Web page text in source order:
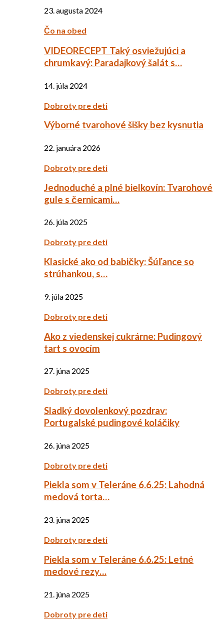
23. augusta 2024
Čo na obed
VIDEORECEPT Taký osviežujúci a
chrumkavý: Paradajkový šalát s…
14. júla 2024
Dobroty pre deti
Výborné tvarohové šišky bez kysnutia
22. januára 2026
Dobroty pre deti
Jednoduché a plné bielkovín: Tvarohové
gule s černicami…
26. júla 2025
Dobroty pre deti
Klasické ako od babičky: Šúľance so
strúhankou, s…
9. júla 2025
Dobroty pre deti
Ako z viedenskej cukrárne: Pudingový
tart s ovocím
27. júna 2025
Dobroty pre deti
Sladký dovolenkový pozdrav:
Portugalské pudingové koláčiky
26. júna 2025
Dobroty pre deti
Piekla som v Teleráne 6.6.25: Lahodná
medová torta…
23. júna 2025
Dobroty pre deti
Piekla som v Teleráne 6.6.25: Letné
medové rezy…
21. júna 2025
Dobroty pre deti